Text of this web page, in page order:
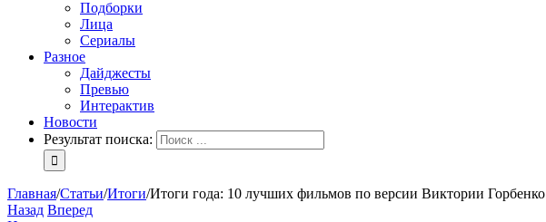
Подборки
Лица
Сериалы
Разное
Дайджесты
Превью
Интерактив
Новости
Результат поиска:
Главная/Статьи/Итоги/Итоги года: 10 лучших фильмов по версии Виктории Горбенко
Назад Вперед